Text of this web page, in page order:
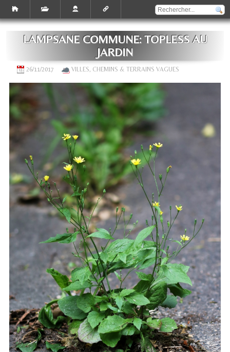
LAMPSANE COMMUNE: TOPLESS AU
JARDIN
26/11/2017 VILLES, CHEMINS & TERRAINS VAGUES